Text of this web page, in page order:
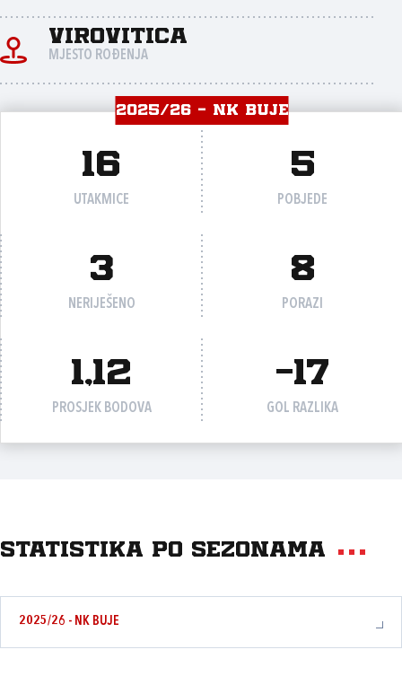
Virovitica
MJESTO ROĐENJA
2025/26 - NK BUJE
16
UTAKMICE
5
POBJEDE
3
NERIJEŠENO
8
PORAZI
1,12
PROSJEK BODOVA
-17
GOL RAZLIKA
Statistika po sezonama
2025/26 - NK BUJE